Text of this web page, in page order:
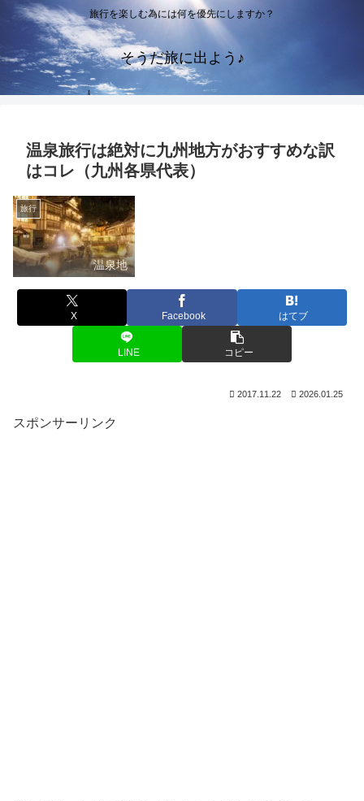
旅行を楽しむ為には何を優先にしますか？
そうだ旅に出よう♪
温泉旅行は絶対に九州地方がおすすめな訳
はコレ（九州各県代表）
旅行
温泉地
X Facebook はてブ
LINE コピー
2017.11.22 2026.01.25
スポンサーリンク